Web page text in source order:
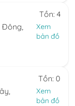
Tồn: 4
Đông,
Xem
bản đồ
Tồn: 0
Xem
bản đồ